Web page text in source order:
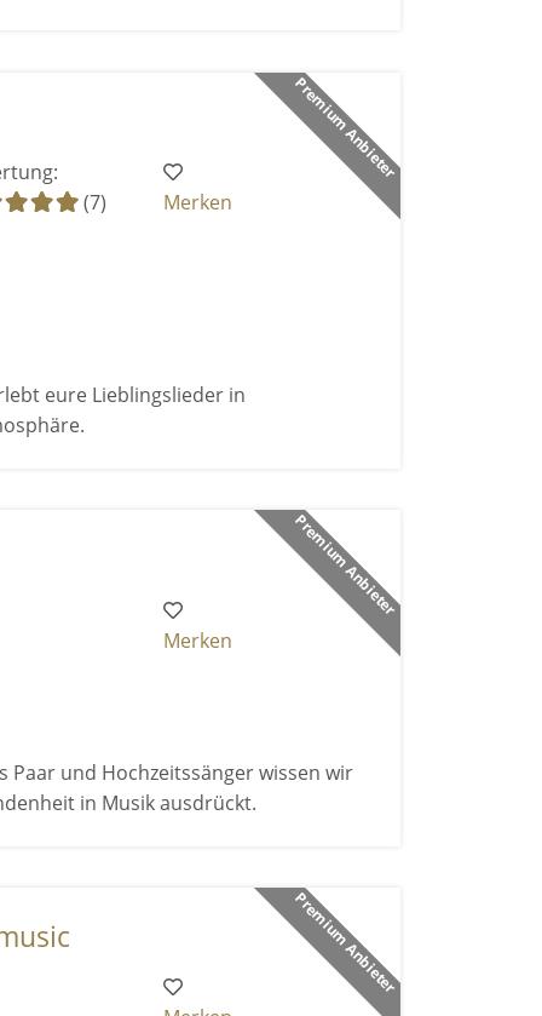
Premium Anbieter
(7)
Merken
eure Lieblingslieder in
Premium Anbieter
Merken
Paar und Hochzeitssänger wissen wir
in Musik ausdrückt.
Premium Anbieter